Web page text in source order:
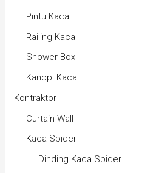
Pintu Kaca
Railing Kaca
Shower Box
Kanopi Kaca
Kontraktor
Curtain Wall
Kaca Spider
Dinding Kaca Spider